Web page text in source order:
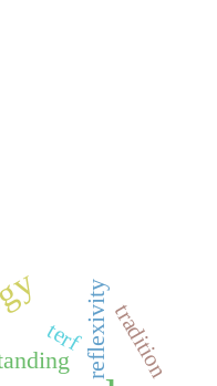
reflexivitytradition
terf